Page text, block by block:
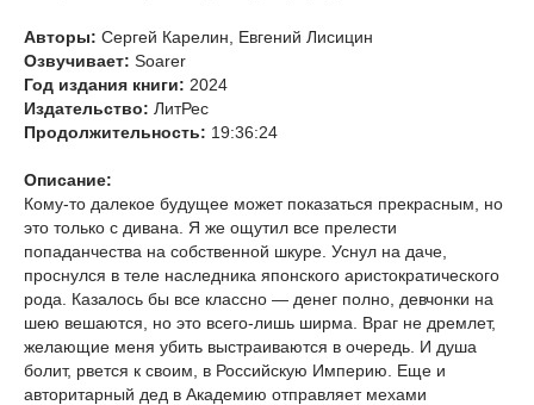
Авторы: Сергей Карелин, Евгений Лисицин
Озвучивает: Soarer
Год издания книги: 2024
Издательство: ЛитРес
Продолжительность: 19:36:24
Описание:
Кому-то далекое будущее может показаться прекрасным, но
это только с дивана. Я же ощутил все прелести
попаданчества на собственной шкуре. Уснул на даче,
проснулся в теле наследника японского аристократического
рода. Казалось бы все классно — денег полно, девчонки на
шею вешаются, но это всего-лишь ширма. Враг не дремлет,
желающие меня убить выстраиваются в очередь. И душа
болит, рвется к своим, в Российскую Империю. Еще и
авторитарный дед в Академию отправляет мехами